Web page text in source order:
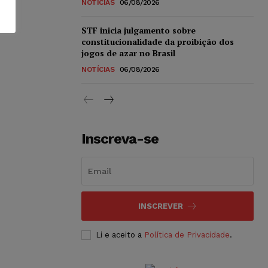
NOTÍCIAS 06/08/2026
STF inicia julgamento sobre
constitucionalidade da proibição dos
jogos de azar no Brasil
NOTÍCIAS 06/08/2026
Inscreva-se
INSCREVER
Li e aceito a Política de Privacidade.